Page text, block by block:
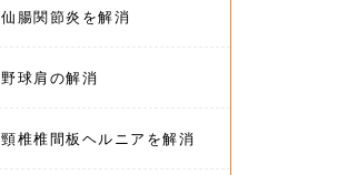
仙腸関節炎を解消
野球肩の解消
頸椎椎間板ヘルニアを解消